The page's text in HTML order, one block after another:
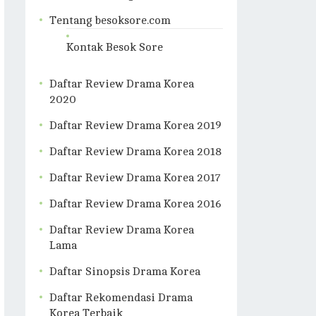
Tentang besoksore.com
Kontak Besok Sore
Daftar Review Drama Korea
2020
Daftar Review Drama Korea 2019
Daftar Review Drama Korea 2018
Daftar Review Drama Korea 2017
Daftar Review Drama Korea 2016
Daftar Review Drama Korea
Lama
Daftar Sinopsis Drama Korea
Daftar Rekomendasi Drama
Korea Terbaik